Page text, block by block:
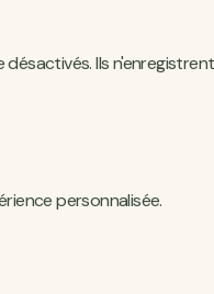
Ils
personnalisée.